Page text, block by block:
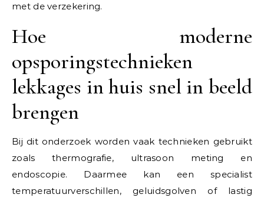
met de verzekering.
Hoe moderne
opsporingstechnieken
lekkages in huis snel in beeld
brengen
Bij dit onderzoek worden vaak technieken gebruikt
zoals thermografie, ultrasoon meting en
endoscopie. Daarmee kan een specialist
temperatuurverschillen, geluidsgolven of lastig